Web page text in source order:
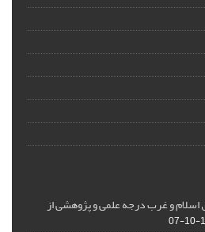
و غرب درجه علمی و پژوهشی از